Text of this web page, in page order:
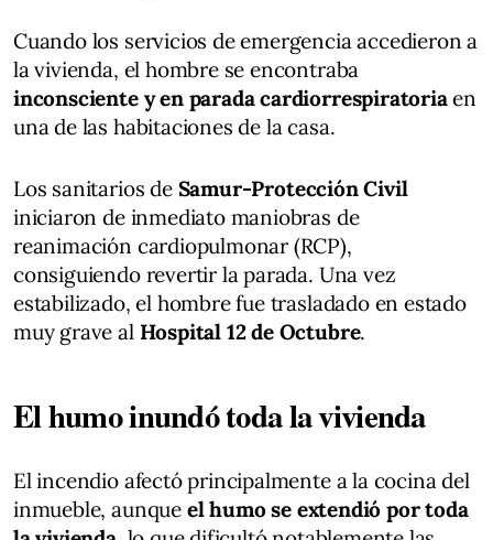
Cuando los servicios de emergencia accedieron a
la vivienda, el hombre se encontraba
inconsciente y en parada cardiorrespiratoriaen
una de las habitaciones de la casa.
Los sanitarios de Samur-Protección Civil
iniciaron de inmediato maniobras de
reanimación cardiopulmonar (RCP),
consiguiendo revertir la parada. Una vez
estabilizado, el hombre fue trasladado en estado
muy grave al Hospital 12 de Octubre.
El humo inundó toda la vivienda
El incendio afectó principalmente a la cocina del
inmueble, aunque el humo se extendió por toda